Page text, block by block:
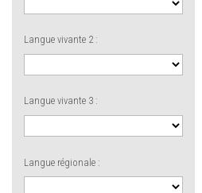
Langue vivante 2 :
Langue vivante 3 :
Langue régionale :